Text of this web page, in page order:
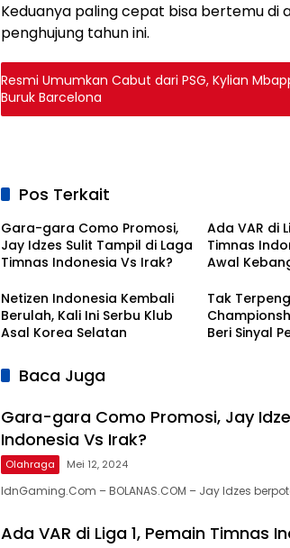
Keduanya paling cepat bisa bertemu di
penghujung tahun ini.
Resmi Umumkan Cabut dari PSG, Kylian
Buruk Barcelona
Pos Terkait
Gara-gara Como Promosi,
Jay Idzes Sulit Tampil di Laga
Timnas Indonesia Vs Irak?
Ada VAR di
Timnas
Awal
Netizen Indonesia Kembali
Berulah, Kali Ini Serbu Klub
Asal Korea Selatan
Tak
Beri Sinyal
Baca Juga
Gara-gara Como Promosi, Jay
Indonesia Vs Irak?
Olahraga Mei 12, 2024
IdnGaming.Com – BOLANAS.COM – Jay Idzes
Ada VAR di Liga 1, Pemain Timnas